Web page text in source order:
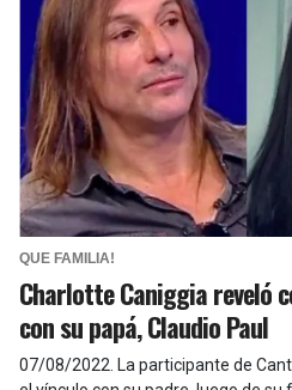
QUE FAMILIA!
Charlotte Caniggia reveló
con su papá, Claudio Paul
07/08/2022 La participante de